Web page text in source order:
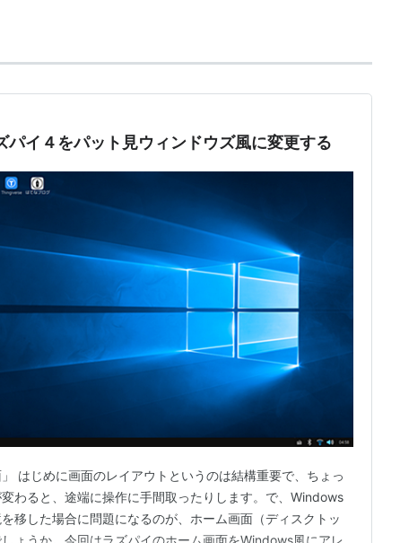
パイ４をパット見ウィンドウズ風に変更する
はじめに画面のレイアウトというのは結構重要で、ちょっ
わると、途端に操作に手間取ったりします。で、Windows
移した場合に問題になるのが、ホーム画面（ディスクトッ